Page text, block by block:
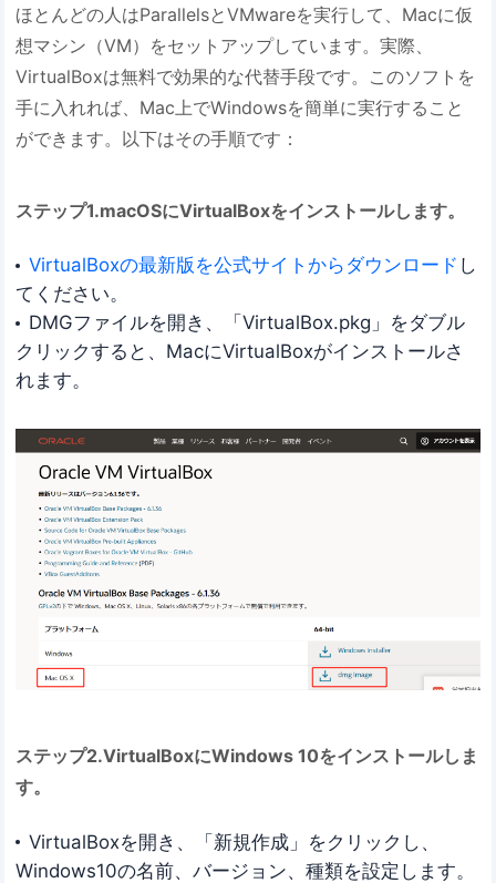
ほとんどの人はParallelsとVMwareを実行して、Macに仮
想マシン（VM）をセットアップしています。実際、
VirtualBoxは無料で効果的な代替手段です。このソフトを
手に入れれば、Mac上でWindowsを簡単に実行すること
ができます。以下はその手順です：
ステップ1.macOSにVirtualBoxをインストールします。
VirtualBoxの最新版を公式サイトからダウンロード し
てください。
DMGファイルを開き、「VirtualBox.pkg」をダブル
クリックすると、MacにVirtualBoxがインストールさ
れます。
ステップ2.VirtualBoxにWindows 10をインストールしま
す。
VirtualBoxを開き、「新規作成」をクリックし、
Windows10の名前、バージョン、種類を設定します。